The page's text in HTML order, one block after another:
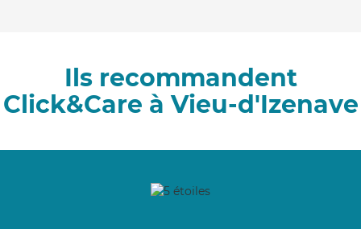
Ils recommandent
Click&Care à Vieu-d'Izenave